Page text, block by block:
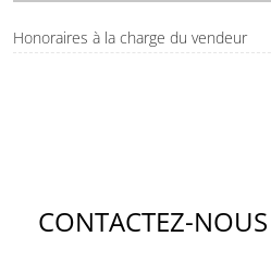
Honoraires à la charge du vendeur
CONTACTEZ-NOUS